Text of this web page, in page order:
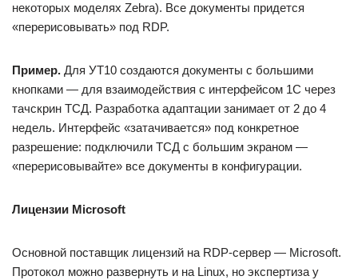
некоторых моделях Zebra). Все документы придется
«перерисовывать» под RDP.
Пример. Для УТ10 создаются документы с большими
кнопками — для взаимодействия с интерфейсом 1С через
тачскрин ТСД. Разработка адаптации занимает от 2 до 4
недель. Интерфейс «затачивается» под конкретное
разрешение: подключили ТСД с большим экраном —
«перерисовывайте» все документы в конфигурации.
Лицензии Microsoft
Основной поставщик лицензий на RDP-сервер — Microsoft.
Протокол можно развернуть и на Linux, но экспертиза у